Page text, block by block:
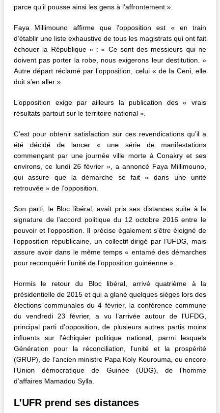
parce qu’il pousse ainsi les gens à l’affrontement ».
Faya Millimouno affirme que l’opposition est « en train
d’établir une liste exhaustive de tous les magistrats qui ont fait
échouer la République » : « Ce sont des messieurs qui ne
doivent pas porter la robe, nous exigerons leur destitution. »
Autre départ réclamé par l’opposition, celui « de la Ceni, elle
doit s’en aller ».
L’opposition exige par ailleurs la publication des « vrais
résultats partout sur le territoire national ».
C’est pour obtenir satisfaction sur ces revendications qu’il a
été décidé de lancer « une série de manifestations
commençant par une journée ville morte à Conakry et ses
environs, ce lundi 26 février », a annoncé Faya Millimouno,
qui assure que la démarche se fait « dans une unité
retrouvée » de l’opposition.
Son parti, le Bloc libéral, avait pris ses distances suite à la
signature de l’accord politique du 12 octobre 2016 entre le
pouvoir et l’opposition. Il précise également s’être éloigné de
l’opposition républicaine, un collectif dirigé par l’UFDG, mais
assure avoir dans le même temps « entamé des démarches
pour reconquérir l’unité de l’opposition guinéenne ».
Hormis le retour du Bloc libéral, arrivé quatrième à la
présidentielle de 2015 et qui a glané quelques sièges lors des
élections communales du 4 février, la conférence commune
du vendredi 23 février, a vu l’arrivée autour de l’UFDG,
principal parti d’opposition, de plusieurs autres partis moins
influents sur l’échiquier politique national, parmi lesquels
Génération pour la réconciliation, l’unité et la prospérité
(GRUP), de l’ancien ministre Papa Koly Kourouma, ou encore
l’Union démocratique de Guinée (UDG), de l’homme
d’affaires Mamadou Sylla.
L’UFR prend ses distances